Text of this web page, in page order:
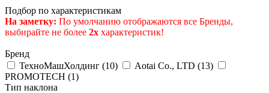
Подбор по характеристикам
На заметку: По умолчанию отображаются все Бренды,
выбирайте не более 2х характеристик!
Бренд
ТехноМашХолдинг (10) Aotai Co., LTD (13)
PROMOTECH (1)
Тип наклона